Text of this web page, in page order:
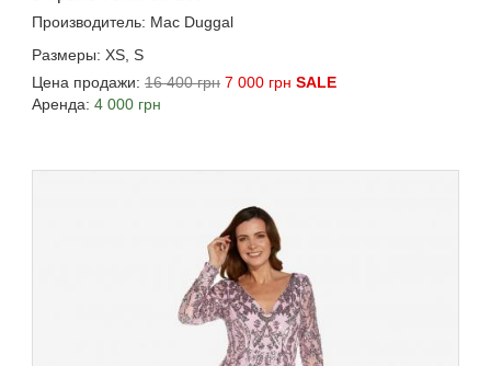
Производитель: Mac Duggal
Размеры: XS, S
Цена продажи: 16 400 грн 7 000 грн SALE
Аренда: 4 000 грн